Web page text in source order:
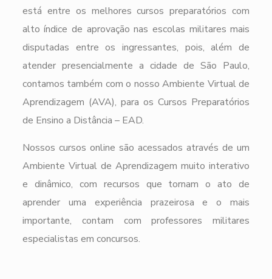
está entre os melhores cursos preparatórios com
alto índice de aprovação nas escolas militares mais
disputadas entre os ingressantes, pois, além de
atender presencialmente a cidade de São Paulo,
contamos também com o nosso Ambiente Virtual de
Aprendizagem (AVA), para os Cursos Preparatórios
de Ensino a Distância – EAD.
Nossos cursos online são acessados através de um
Ambiente Virtual de Aprendizagem muito interativo
e dinâmico, com recursos que tornam o ato de
aprender uma experiência prazeirosa e o mais
importante, contam com professores militares
especialistas em concursos.